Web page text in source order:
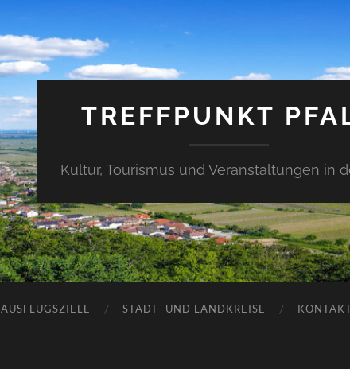
TREFFPUNKT
Kultur, Tourismus und Veranstaltungen in
AUSFLUGSZIELE STADT- UND LANDKREISE